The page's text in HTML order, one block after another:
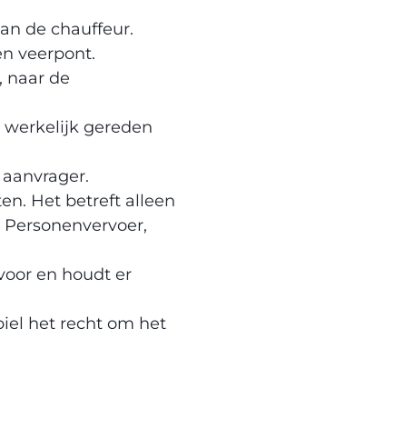
de chauffeur.
veerpont.
naar de
gereden
Het betreft alleen
en houdt er
het recht om het